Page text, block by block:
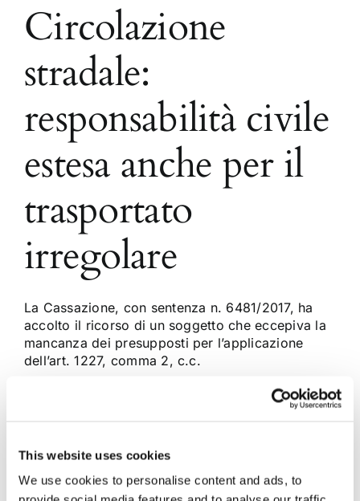
This website uses cookies
We use cookies to personalise content and ads, to
Circolazione
stradale:
responsabilità civile
estesa anche per il
trasportato
irregolare
La Cassazione, con sentenza n. 6481/2017, ha
accolto il ricorso di un soggetto che eccepiva la
mancanza dei presupposti per l’applicazione
dell’art. 1227, comma 2, c.c.
Continua a leggere